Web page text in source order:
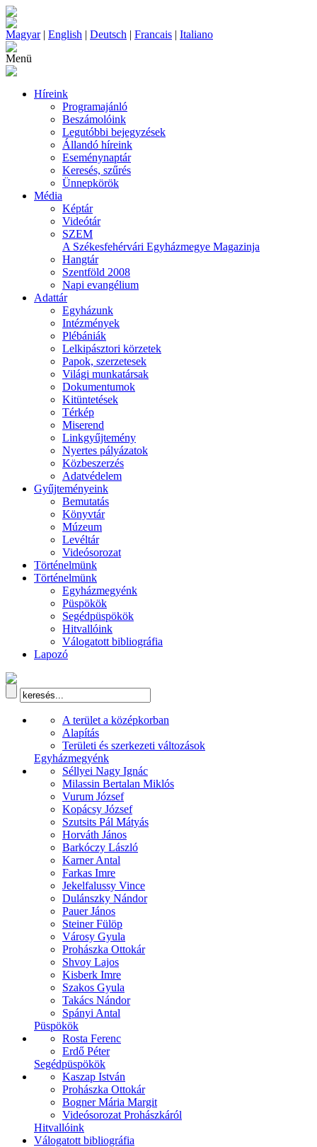
Magyar| English | Deutsch | Francais | Italiano
Menü
Híreink
Programajánló
Beszámolóink
Legutóbbi bejegyzések
Állandó híreink
Eseménynaptár
Keresés, szűrés
Ünnepkörök
Média
Képtár
Videótár
SZEM
A Székesfehérvári Egyházmegye Magazinja
Hangtár
Szentföld 2008
Napi evangélium
Adattár
Egyházunk
Intézmények
Plébániák
Lelkipásztori körzetek
Papok, szerzetesek
Világi munkatársak
Dokumentumok
Kitüntetések
Térkép
Miserend
Linkgyűjtemény
Nyertes pályázatok
Közbeszerzés
Adatvédelem
Gyűjteményeink
Bemutatás
Könyvtár
Múzeum
Levéltár
Videósorozat
Történelmünk
Történelmünk
Egyházmegyénk
Püspökök
Segédpüspökök
Hitvallóink
Válogatott bibliográfia
Lapozó
A terület a középkorban
Alapítás
Területi és szerkezeti változások
Egyházmegyénk
Séllyei Nagy Ignác
Milassin Bertalan Miklós
Vurum József
Kopácsy József
Szutsits Pál Mátyás
Horváth János
Barkóczy László
Karner Antal
Farkas Imre
Jekelfalussy Vince
Dulánszky Nándor
Pauer János
Steiner Fülöp
Városy Gyula
Prohászka Ottokár
Shvoy Lajos
Kisberk Imre
Szakos Gyula
Takács Nándor
Spányi Antal
Püspökök
Rosta Ferenc
Erdő Péter
Segédpüspökök
Kaszap István
Prohászka Ottokár
Bogner Mária Margit
Videósorozat Prohászkáról
Hitvallóink
Válogatott bibliográfia